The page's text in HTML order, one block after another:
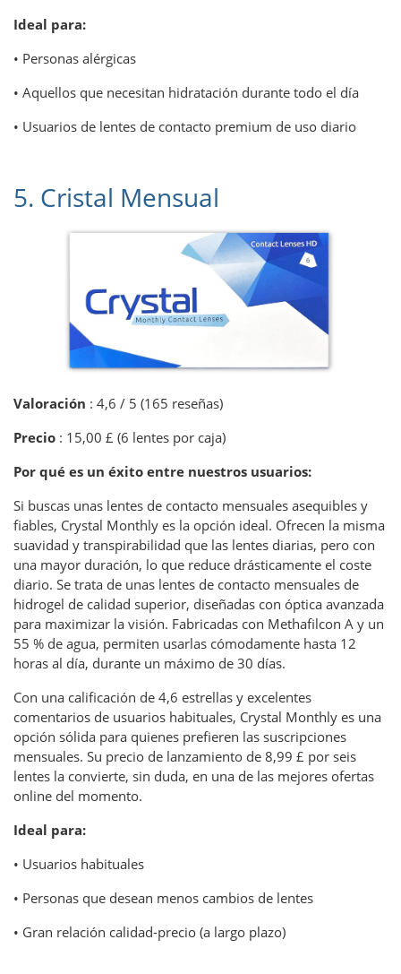
Ideal para:
• Personas alérgicas
• Aquellos que necesitan hidratación durante todo el día
• Usuarios de lentes de contacto premium de uso diario
5. Cristal Mensual
Valoración : 4,6 / 5 (165 reseñas)
Precio : 15,00 £ (6 lentes por caja)
Por qué es un éxito entre nuestros usuarios:
Si buscas unas lentes de contacto mensuales asequibles y
fiables, Crystal Monthly es la opción ideal. Ofrecen la misma
suavidad y transpirabilidad que las lentes diarias, pero con
una mayor duración, lo que reduce drásticamente el coste
diario. Se trata de unas lentes de contacto mensuales de
hidrogel de calidad superior, diseñadas con óptica avanzada
para maximizar la visión. Fabricadas con Methafilcon A y un
55 % de agua, permiten usarlas cómodamente hasta 12
horas al día, durante un máximo de 30 días.
Con una calificación de 4,6 estrellas y excelentes
comentarios de usuarios habituales, Crystal Monthly es una
opción sólida para quienes prefieren las suscripciones
mensuales. Su precio de lanzamiento de 8,99 £ por seis
lentes la convierte, sin duda, en una de las mejores ofertas
online del momento.
Ideal para:
• Usuarios habituales
• Personas que desean menos cambios de lentes
• Gran relación calidad-precio (a largo plazo)